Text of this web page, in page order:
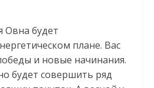
Овна будет
плане. Вас
и новые начинания.
будет совершить ряд